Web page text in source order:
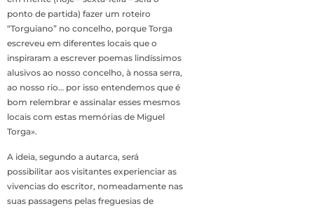
ponto de partida) fazer um roteiro
“Torguiano” no concelho, porque Torga
escreveu em diferentes locais que o
inspiraram a escrever poemas lindíssimos
alusivos ao nosso concelho, à nossa serra,
ao nosso rio… por isso entendemos que é
bom relembrar e assinalar esses mesmos
locais com estas memórias de Miguel
Torga».
A ideia, segundo a autarca, será
possibilitar aos visitantes experienciar as
vivencias do escritor, nomeadamente nas
suas passagens pelas freguesias de